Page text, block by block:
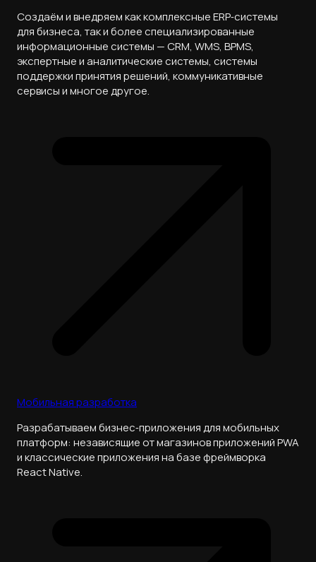
Cоздаём и внедряем как комплексные ERP‑системы
для бизнеса, так и более специализированные
информационные системы — CRM, WMS, BPMS,
экспертные и аналитические системы, системы
поддержки принятия решений, коммуникативные
сервисы и многое другое.
Мобильная разработка
Разрабатываем бизнес‑приложения для мобильных
платформ: независящие от магазинов приложений PWA
и классические приложения на базе фреймворка
React Native.